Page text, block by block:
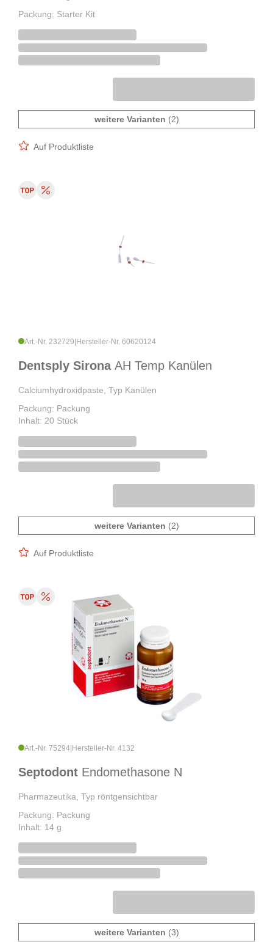
Packung: Starter Kit
weitere Varianten (2)
Auf Produktliste
Art.-Nr. 232729 Hersteller-Nr. 60620124
Dentsply Sirona AH Temp Kanülen
Calciumhydroxidpaste, Typ Kanülen
Packung: Packung
Inhalt: 20 Stück
weitere Varianten (2)
Auf Produktliste
Art.-Nr. 75294 Hersteller-Nr. 4132
Septodont Endomethasone N
Pharmazeutika, Typ röntgensichtbar
Packung: Packung
Inhalt: 14 g
weitere Varianten (3)